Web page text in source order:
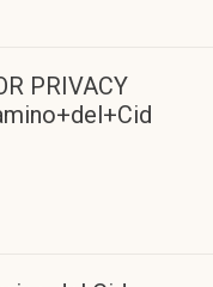
PRIVACY